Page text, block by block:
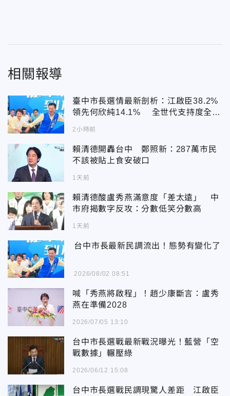
相關報導
臺中市長選情最新剖析：江啟臣38.2%
領先何欣純14.1% 全世代支持度全面
2小時前
賴清德開轟台中 鄭照新：287萬市民
不該被貼上食安破口
1天前
賴清德酸盧秀燕滿意度「差太遠」 中
市府揭數字反攻：分數低笑分數高
1天前
台中市長最新民調流出！態勢有變化了
2026/08/02 08:51
喊「秀燕將啟程」！趙少康斷言：盧秀
燕在準備2028
2026/07/05 13:10
台中市長選戰最新戰況曝光！藍營「空
戰數據」輾壓綠
2026/06/12 15:08
台中市長選戰民調現驚人差距 江啟臣